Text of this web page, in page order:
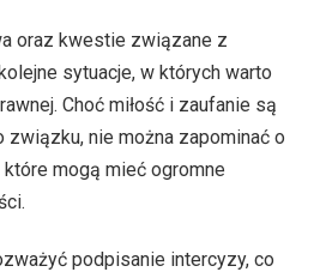
oraz kwestie związane z
sytuacje, w których warto
Choć miłość i zaufanie są
związku, nie można zapominać o
mogą mieć ogromne
podpisanie intercyzy, co